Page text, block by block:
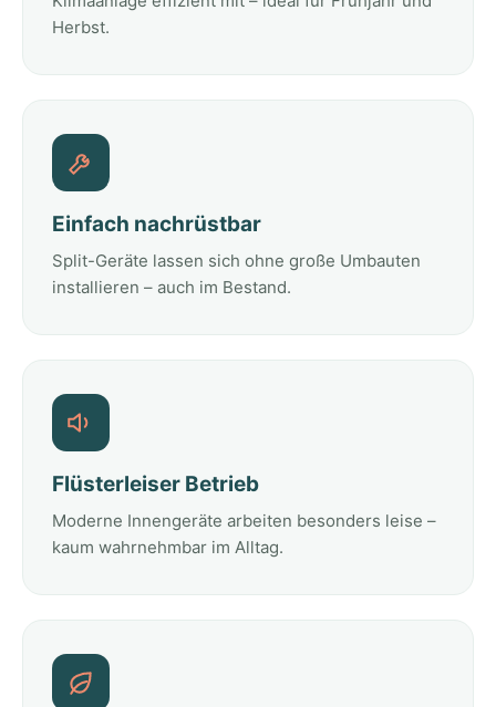
Herbst.
Einfach nachrüstbar
Split-Geräte lassen sich ohne große Umbauten
installieren – auch im Bestand.
Flüsterleiser Betrieb
Moderne Innengeräte arbeiten besonders leise –
kaum wahrnehmbar im Alltag.